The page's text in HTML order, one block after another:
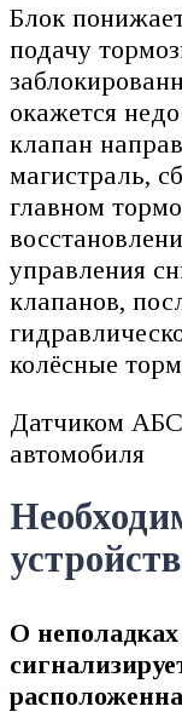
Блок
подачу
окажется
клапан
магистраль,
главном
управления
клапанов,
колёсные
Датчиком
автомобиля
О